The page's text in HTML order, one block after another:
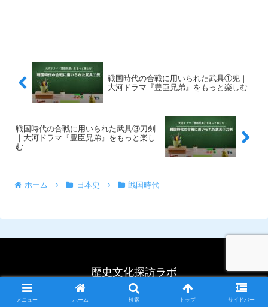
戦国時代の合戦に用いられた武具①兜｜
大河ドラマ『豊臣兄弟』をもっと楽しむ
戦国時代の合戦に用いられた武具③刀剣
｜大河ドラマ『豊臣兄弟』をもっと楽し
む
ホーム 日本史 戦国時代
歴史文化探訪ラボ
© 2020 歴史文化探訪ラボ.
メニュー ホーム 検索 トップ サイドバー